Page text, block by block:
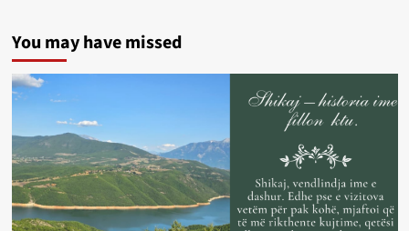
You may have missed